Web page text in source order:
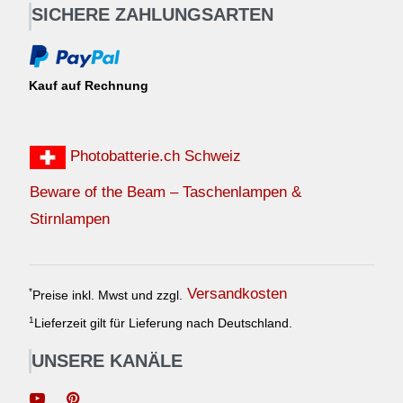
SICHERE ZAHLUNGSARTEN
Kauf auf Rechnung
Photobatterie.ch Schweiz
Beware of the Beam – Taschenlampen &
Stirnlampen
*Preise inkl. Mwst und zzgl. Versandkosten
1 Lieferzeit gilt für Lieferung nach Deutschland.
UNSERE KANÄLE